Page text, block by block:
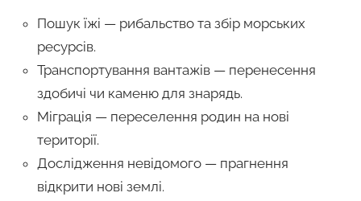
Пошук їжі — рибальство та збір морських
ресурсів.
Транспортування вантажів — перенесення
здобичі чи каменю для знарядь.
Міграція — переселення родин на нові
території.
Дослідження невідомого — прагнення
відкрити нові землі.